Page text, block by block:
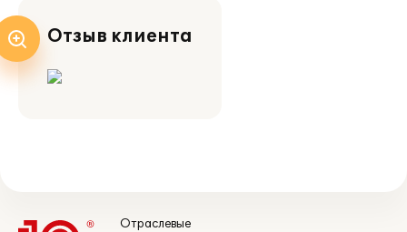
Отзыв клиента
Отраслевые